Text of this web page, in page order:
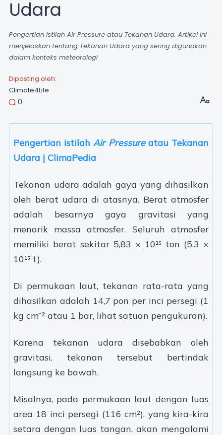
Udara
Pengertian istilah Air Pressure atau Tekanan Udara. Artikel ini
menjelaskan tentang Tekanan Udara yang sering digunakan
dalam konteks meteorologi
Diposting oleh:
Climate4Life
0
Pengertian istilahAir Pressureatau Tekanan
Udara | ClimaPedia
Tekanan udara adalah gaya yang dihasilkan
oleh berat udara di atasnya. Berat atmosfer
adalah besarnya gaya gravitasi yang
menarik massa atmosfer. Seluruh atmosfer
memiliki berat sekitar 5,83 × 10¹⁵ ton (5,3 ×
10¹⁵ t).
Di permukaan laut, tekanan rata-rata yang
dihasilkan adalah 14,7 pon per inci persegi (1
kg cm⁻² atau 1 bar, lihat satuan pengukuran).
Karena tekanan udara disebabkan oleh
gravitasi, tekanan tersebut bertindak
langsung ke bawah.
Misalnya, pada permukaan laut dengan luas
area 18 inci persegi (116 cm²), yang kira-kira
setara dengan luas tangan, akan mengalami